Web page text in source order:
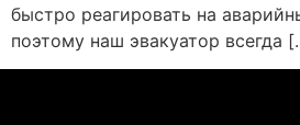
быстро реагировать на
поэтому наш эвакуатор всегда